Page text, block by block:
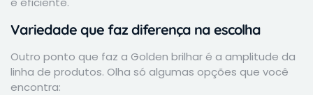
Variedade que faz diferença na escolha
Outro ponto que faz a Golden brilhar é a amplitude da
linha de produtos. Olha só algumas opções que você
encontra: